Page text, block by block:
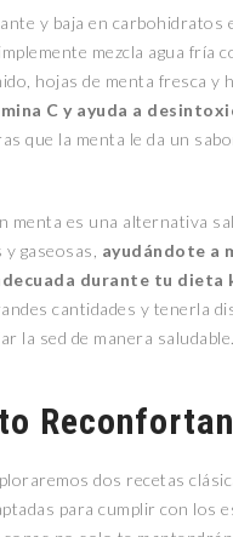
y baja en carbohidratos
mezcla agua fría
hojas de menta fresca y
C y ayuda a
que la menta le da un
menta es una alternativa
gaseosas, ayudándote a
durante tu dieta
cantidades y tenerla
la sed de manera saludable.
dos recetas
para cumplir con los